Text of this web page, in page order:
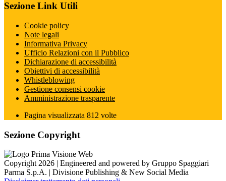
Sezione Link Utili
Cookie policy
Note legali
Informativa Privacy
Ufficio Relazioni con il Pubblico
Dichiarazione di accessibilità
Obiettivi di accessibilità
Whistleblowing
Gestione consensi cookie
Amministrazione trasparente
Pagina visualizzata 812 volte
Sezione Copyright
Copyright 2026 | Engineered and powered by Gruppo Spaggiari
Parma S.p.A. | Divisione Publishing & New Social Media